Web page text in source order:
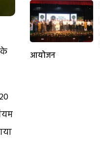
के
आयोजन